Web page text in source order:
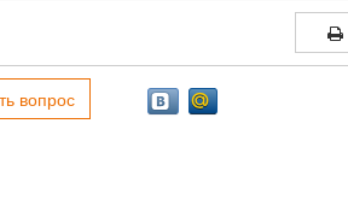
вопрос